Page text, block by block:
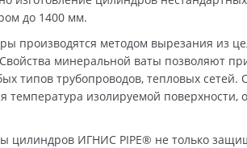
до 1400 мм.
производятся методом вырезания из
минеральной ваты позволяют
типов трубопроводов, тепловых
температура изолируемой
цилиндров ИГНИС PIPE® не только